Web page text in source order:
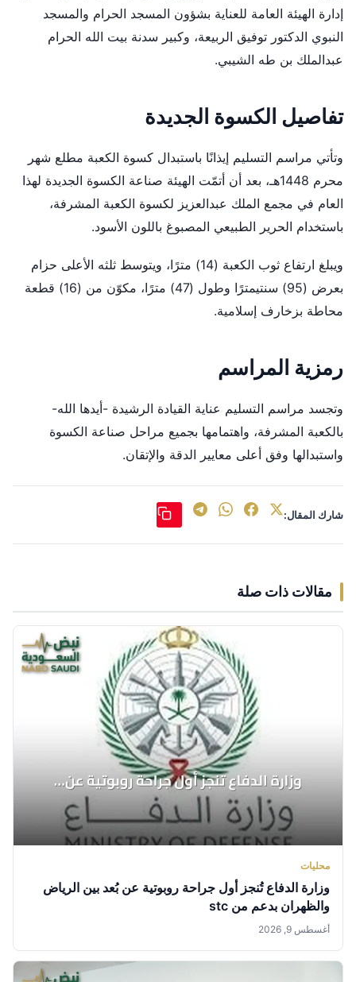
إدارة الهيئة العامة للعناية بشؤون المسجد الحرام والمسجد
النبوي الدكتور توفيق الربيعة، وكبير سدنة بيت الله الحرام
عبدالملك بن طه الشيبي.
تفاصيل الكسوة الجديدة
وتأتي مراسم التسليم إيذانًا باستبدال كسوة الكعبة مطلع شهر
محرم 1448هـ، بعد أن أتمّت الهيئة صناعة الكسوة الجديدة لهذا
العام في مجمع الملك عبدالعزيز لكسوة الكعبة المشرفة،
باستخدام الحرير الطبيعي المصبوغ باللون الأسود.
ويبلغ ارتفاع ثوب الكعبة (14) مترًا، ويتوسط ثلثه الأعلى حزام
بعرض (95) سنتيمترًا وطول (47) مترًا، مكوّن من (16) قطعة
محاطة بزخارف إسلامية.
رمزية المراسم
وتجسد مراسم التسليم عناية القيادة الرشيدة -أيدها الله-
بالكعبة المشرفة، واهتمامها بجميع مراحل صناعة الكسوة
واستبدالها وفق أعلى معايير الدقة والإتقان.
شارك المقال:
مقالات ذات صلة
محليات
وزارة الدفاع تُنجز أول جراحة روبوتية عن بُعد بين الرياض
والظهران بدعم من stc
أغسطس 9, 2026